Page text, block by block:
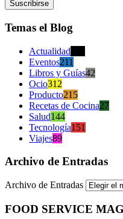
Temas el Blog
Actualidad
Eventos211
Libros y Guías42
Ocio312
Producto215
Recetas de Cocina27
Salud144
Tecnología151
Viajes89
Archivo de Entradas
Archivo de Entradas
FOOD SERVICE